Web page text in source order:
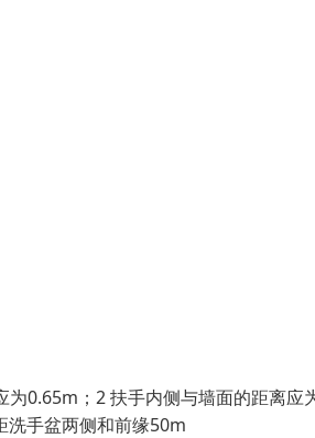
0.65m；2 扶手内侧与墙面的距离应
洗手盆两侧和前缘50m